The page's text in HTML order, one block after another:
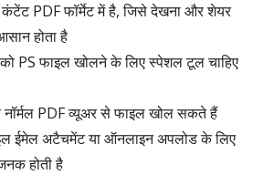
PDF फॉर्मेट में है, जिसे देखना और शेयर
होता है
PS फाइल खोलने के लिए स्पेशल टूल चाहिए
नॉर्मल PDF व्यूअर से फाइल खोल सकते हैं
ईमेल अटैचमेंट या ऑनलाइन अपलोड के लिए
होती है